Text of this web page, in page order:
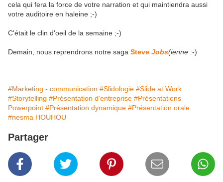
cela qui fera la force de votre narration et qui maintiendra aussi
votre auditoire en haleine ;-)
C'était le clin d'oeil de la semaine ;-)
Demain, nous reprendrons notre saga Steve Jobs(ienne :-)
#Marketing - communication #Slidologie #Slide at Work
#Storytelling #Présentation d'entreprise #Présentations
Powerpoint #Présentation dynamique #Présentation orale
#nesma HOUHOU
Partager